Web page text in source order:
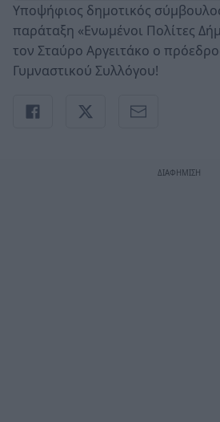
Υποψήφιος δημοτικός
παράταξη «Ενωμένοι Πολίτες
τον Σταύρο Αργειτάκο ο
Γυμναστικού Συλλόγου!